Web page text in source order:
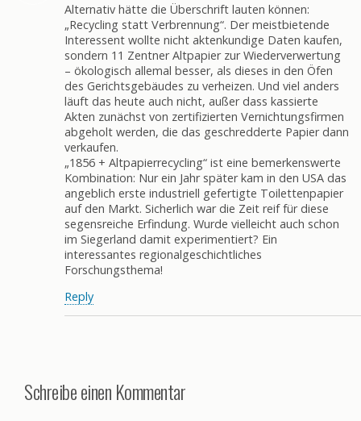
Alternativ hätte die Überschrift lauten können:
„Recycling statt Verbrennung“. Der meistbietende
Interessent wollte nicht aktenkundige Daten kaufen,
sondern 11 Zentner Altpapier zur Wiederverwertung
– ökologisch allemal besser, als dieses in den Öfen
des Gerichtsgebäudes zu verheizen. Und viel anders
läuft das heute auch nicht, außer dass kassierte
Akten zunächst von zertifizierten Vernichtungsfirmen
abgeholt werden, die das geschredderte Papier dann
verkaufen.
„1856 + Altpapierrecycling“ ist eine bemerkenswerte
Kombination: Nur ein Jahr später kam in den USA das
angeblich erste industriell gefertigte Toilettenpapier
auf den Markt. Sicherlich war die Zeit reif für diese
segensreiche Erfindung. Wurde vielleicht auch schon
im Siegerland damit experimentiert? Ein
interessantes regionalgeschichtliches
Forschungsthema!
Reply
Schreibe einen Kommentar